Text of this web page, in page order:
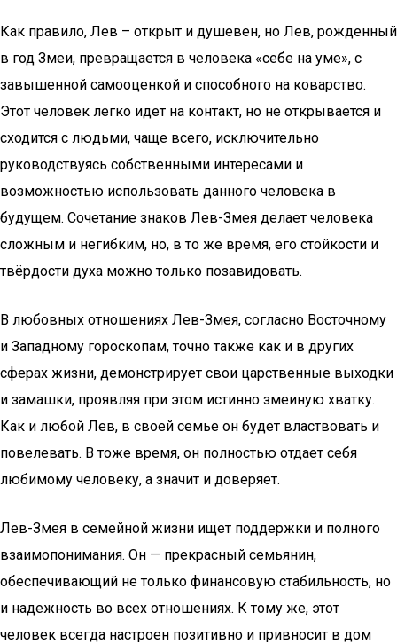
Как правило, Лев – открыт и душевен, но Лев, рожденный
в год Змеи, превращается в человека «себе на уме», с
завышенной самооценкой и способного на коварство.
Этот человек легко идет на контакт, но не открывается и
сходится с людьми, чаще всего, исключительно
руководствуясь собственными интересами и
возможностью использовать данного человека в
будущем. Сочетание знаков Лев-Змея делает человека
сложным и негибким, но, в то же время, его стойкости и
твёрдости духа можно только позавидовать.
В любовных отношениях Лев-Змея, согласно Восточному
и Западному гороскопам, точно также как и в других
сферах жизни, демонстрирует свои царственные выходки
и замашки, проявляя при этом истинно змеиную хватку.
Как и любой Лев, в своей семье он будет властвовать и
повелевать. В тоже время, он полностью отдает себя
любимому человеку, а значит и доверяет.
Лев-Змея в семейной жизни ищет поддержки и полного
взаимопонимания. Он — прекрасный семьянин,
обеспечивающий не только финансовую стабильность, но
и надежность во всех отношениях. К тому же, этот
человек всегда настроен позитивно и привносит в дом